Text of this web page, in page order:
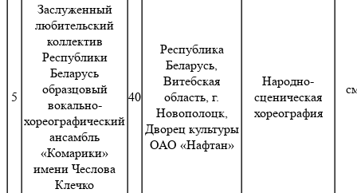
5
Заслуженный
любительский
коллектив
Республики
Беларусь
образцовый
вокально-
хореографический
ансамбль
«Комарики»
имени Чеслова
Клечко
40
Республика
Беларусь,
Витебская
область, г.
Новополоцк,
Дворец культуры
ОАО «Нафтан»
Народно-
сценическая
хореография